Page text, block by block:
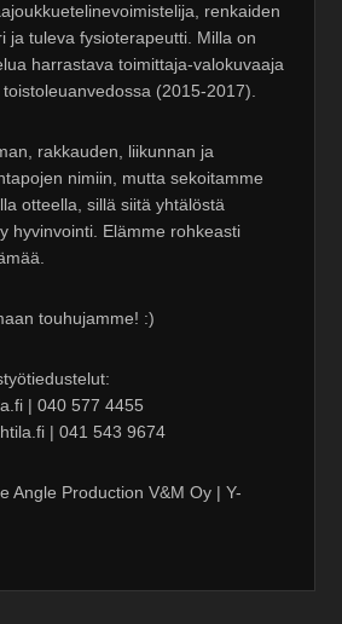
renkaiden
ja tuleva fysioterapeutti. Milla on
harrastava toimittaja-valokuvaaja
(2015-2017).
rakkauden, liikunnan ja
nimiin, mutta sekoitamme
otteella, sillä siitä yhtälöstä
hyvinvointi. Elämme rohkeasti
touhujamme! :)
| 040 577 4455
| 041 543 9674
Angle Production V&M Oy | Y-